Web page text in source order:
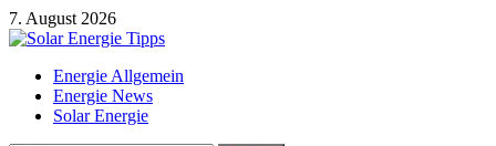
Zum
Inhalt
7. August 2026
Solar Energie Tipps
Solar Energie und Photovoltaik Informationen und Tipps
Energie Allgemein
Energie News
Solar Energie